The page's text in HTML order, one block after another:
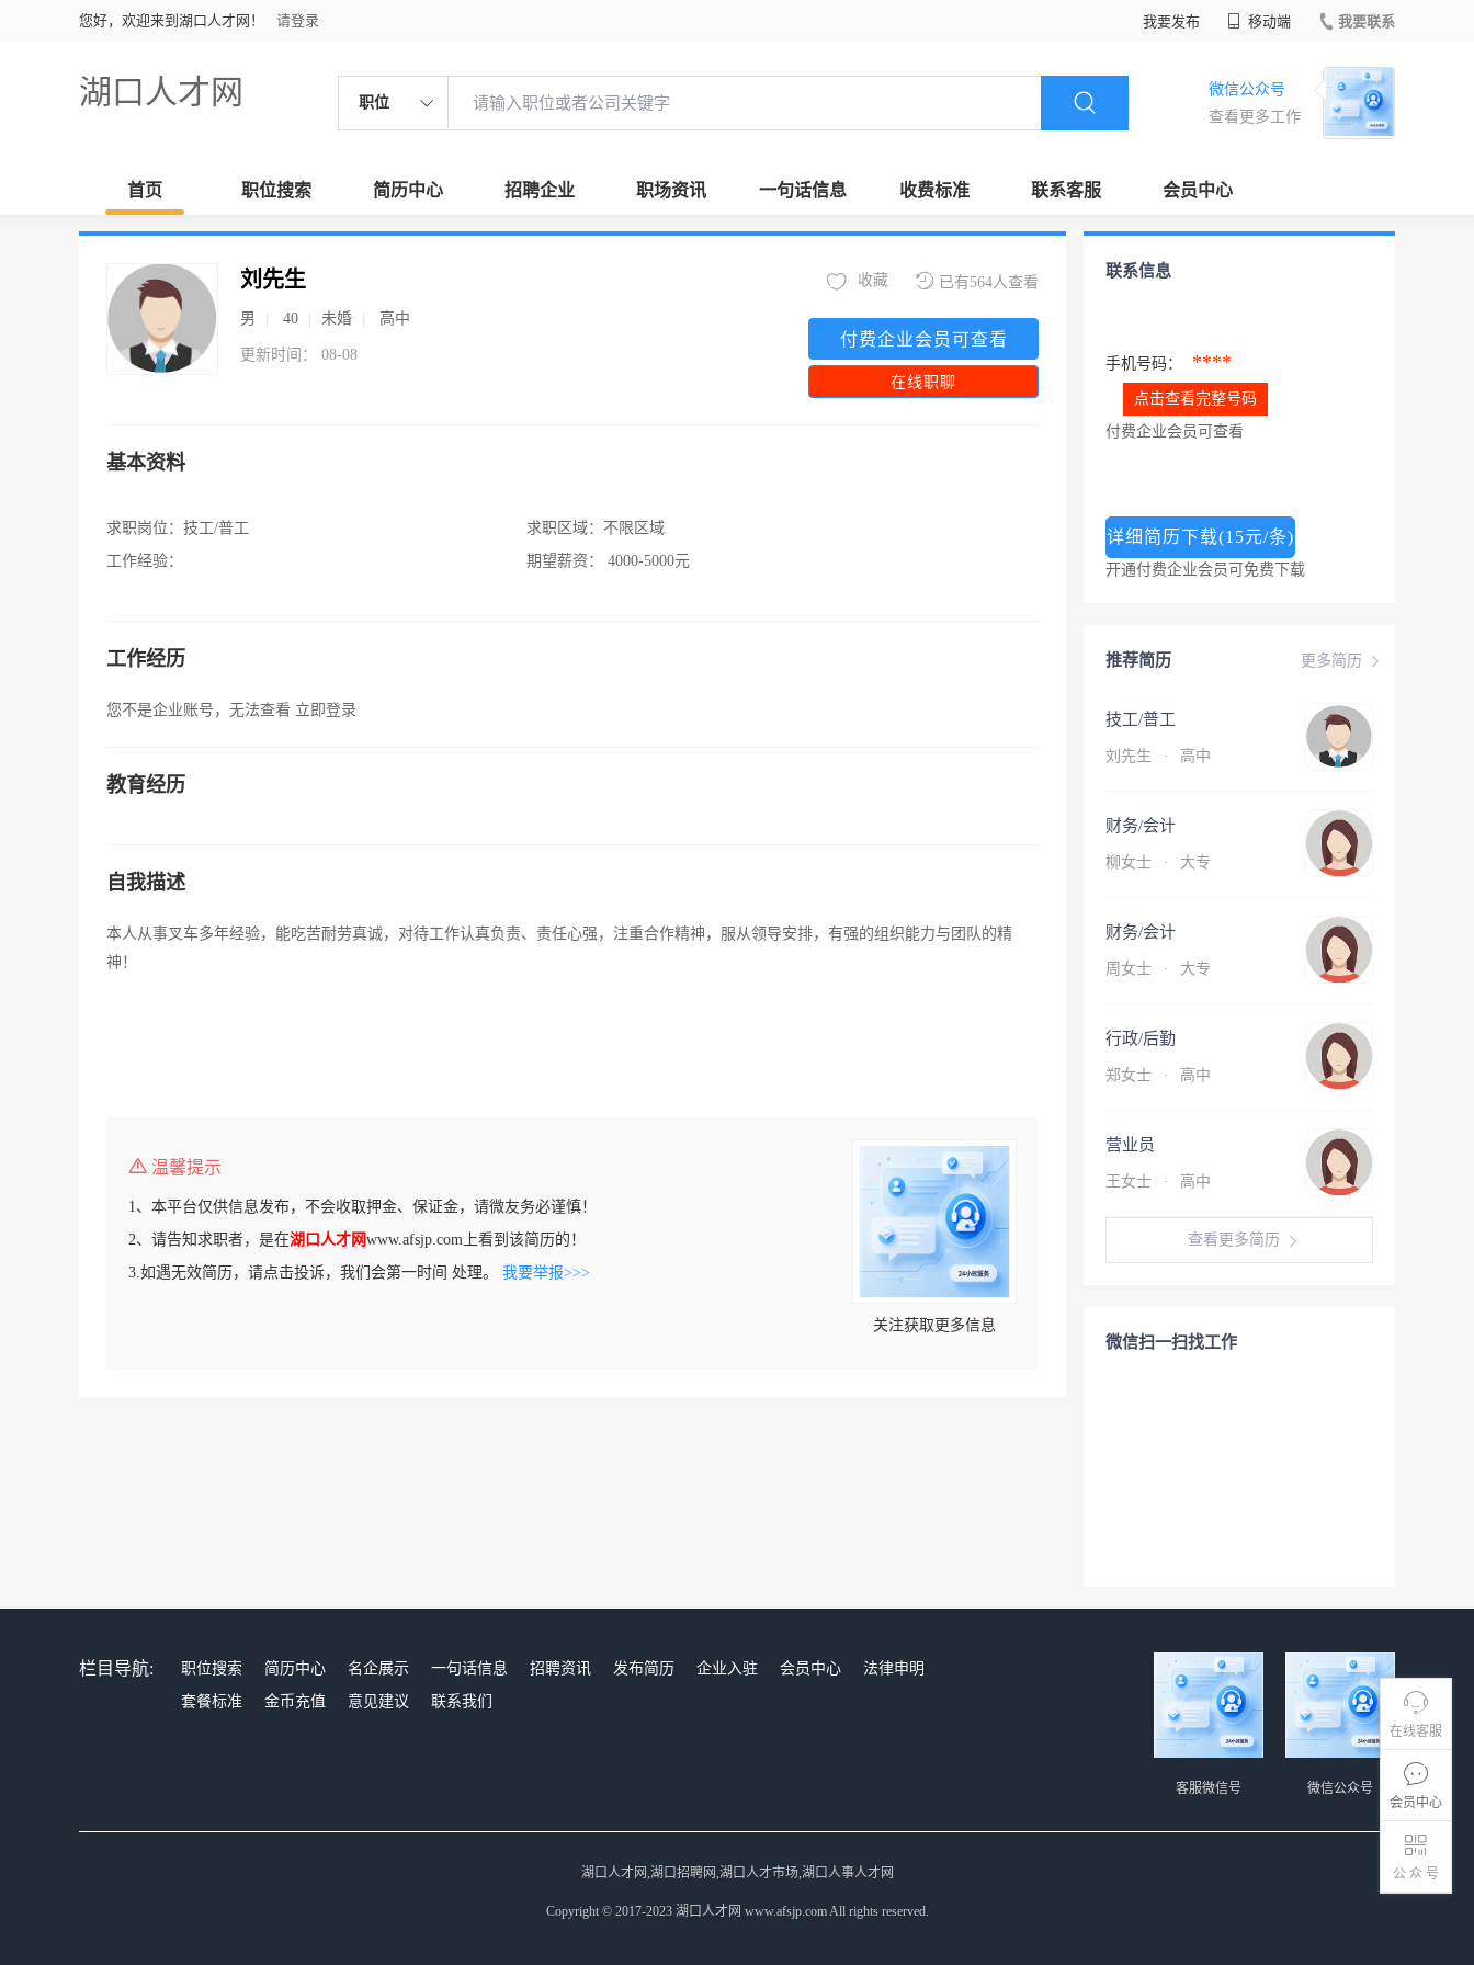
您好，欢迎来到湖口人才网！ 请登录 我要发布 移动端 我要联系
湖口人才网 职位
微信公众号
查看更多工作
首页 职位搜索 简历中心 招聘企业 职场资讯 一句话信息 收费标准 联系客服 会员中心
在线客服
会员中心
公 众 号
刘先生
男 40 未婚 高中
更新时间： 08-08
已有564人查看
收藏
付费企业会员可查看
在线职聊
基本资料
求职岗位： 技工/普工
工作经验：
求职区域： 不限区域
期望薪资：
4000-5000元
工作经历
您不是企业账号，无法查看 立即登录
教育经历
自我描述
本人从事叉车多年经验，能吃苦耐劳真诚，对待工作认真负责、责任心强，注重合作精神，服从领导安排，有强的组织能力与团队的精
神！
温馨提示
1、本平台仅供信息发布，不会收取押金、保证金，请微友务必谨慎！
2、请告知求职者，是在湖口人才网www.afsjp.com上看到该简历的！
3.如遇无效简历，请点击投诉，我们会第一时间 处理。 我要举报>>>
关注获取更多信息
联系信息
手机号码： ****
点击查看完整号码
付费企业会员可查看
详细简历下载(15元/条)
开通付费企业会员可免费下载
更多简历
推荐简历
技工/普工
刘先生 · 高中
财务/会计
柳女士 · 大专
财务/会计
周女士 · 大专
行政/后勤
郑女士 · 高中
营业员
王女士 · 高中
查看更多简历
微信扫一扫找工作
栏目导航: 职位搜索 简历中心 名企展示 一句话信息 招聘资讯 发布简历 企业入驻 会员中心
法律申明
套餐标准
金币充值 意见建议 联系我们
微信公众号
客服微信号
湖口人才网,湖口招聘网,湖口人才市场,湖口人事人才网
Copyright © 2017-2023 湖口人才网 www.afsjp.com All rights reserved.